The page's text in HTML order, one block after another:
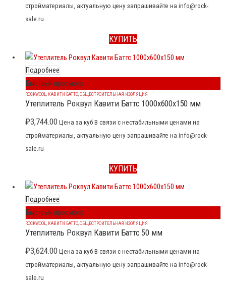
стройматериалы, актуальную цену запрашивайте на info@rock-
sale.ru
КУПИТЬ
Подробнее
Быстрый просмотр
ROCKWOOL КАВИТИ БАТТС ОБЩЕСТРОИТЕЛЬНАЯ ИЗОЛЯЦИЯ
Утеплитель Роквул Кавити Баттс 1000x600x150 мм
₽3,744.00 Цена за куб В связи с нестабильными ценами на
стройматериалы, актуальную цену запрашивайте на info@rock-
sale.ru
КУПИТЬ
Подробнее
Быстрый просмотр
ROCKWOOL, КАВИТИ БАТТС,ОБЩЕСТРОИТЕЛЬНАЯ ИЗОЛЯЦИЯ
Утеплитель Роквул Кавити Баттс 50 мм
₽3,624.00 Цена за куб В связи с нестабильными ценами на
стройматериалы, актуальную цену запрашивайте на info@rock-
sale.ru